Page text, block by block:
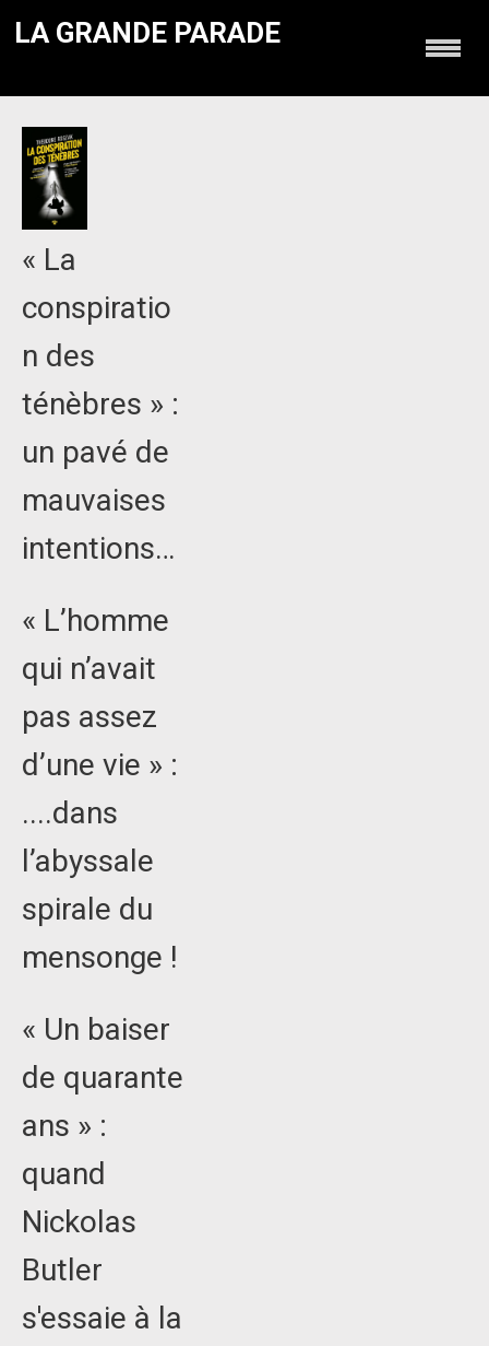
LA GRANDE PARADE
« La
conspiratio
n des
ténèbres » :
un pavé de
mauvaises
intentions…
« L’homme
qui n’avait
pas assez
d’une vie » :
....dans
l’abyssale
spirale du
mensonge !
« Un baiser
de quarante
ans » :
quand
Nickolas
Butler
s'essaie à la